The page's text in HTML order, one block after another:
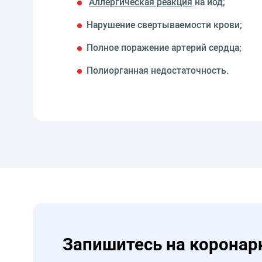
Нарушение свертываемости крови;
Полное поражение артерий сердца;
Полиорганная недостаточность.
Запишитесь на